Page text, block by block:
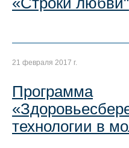
21 февраля 2017 г.
Программа
технологии в